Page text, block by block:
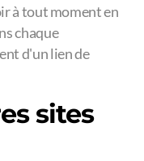
à tout moment en
chaque
d'un lien de
sites